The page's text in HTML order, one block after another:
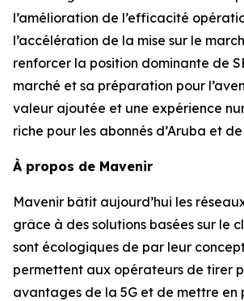
l’amélioration de l’efficacité
l’accélération de la mise sur le
renforcer la position dominante de
marché et sa préparation pour
valeur ajoutée et une expérience
riche pour les abonnés d’Aruba et
À propos de Mavenir
Mavenir bâtit aujourd’hui les
grâce à des solutions basées sur le
sont écologiques de par leur
permettent aux opérateurs de tirer
avantages de la 5G et de mettre en